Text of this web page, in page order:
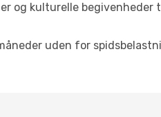
og kulturelle
uden for